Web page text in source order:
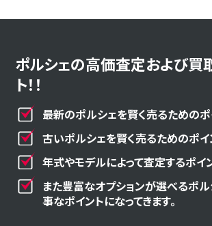
ポルシェの高価査定および買
ト！！
最新のポルシェを賢く売るためのポ
古いポルシェを賢く売るためのポイ
年式やモデルによって査定するポイ
また豊富なオプションが選べるポ
事なポイントになってきます。